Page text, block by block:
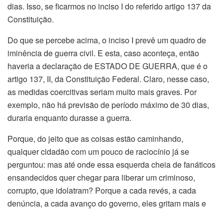
dias. Isso, se ficarmos no inciso I do referido artigo 137 da
Constituição.
Do que se percebe acima, o inciso I prevê um quadro de
iminência de guerra civil. E esta, caso aconteça, então
haveria a declaração de ESTADO DE GUERRA, que é o
artigo 137, II, da Constituição Federal. Claro, nesse caso,
as medidas coercitivas seriam muito mais graves. Por
exemplo, não há previsão de período máximo de 30 dias,
duraria enquanto durasse a guerra.
Porque, do jeito que as coisas estão caminhando,
qualquer cidadão com um pouco de raciocínio já se
perguntou: mas até onde essa esquerda cheia de fanáticos
ensandecidos quer chegar para liberar um criminoso,
corrupto, que idolatram? Porque a cada revés, a cada
denúncia, a cada avanço do governo, eles gritam mais e